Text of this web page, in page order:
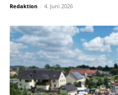
Redaktion - 4. Juni 2026